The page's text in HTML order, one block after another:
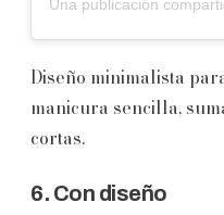
Diseño minimalista
manicura sencilla,
cortas.
6. Con diseño